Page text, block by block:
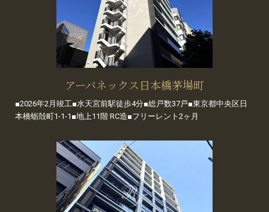
アーバネックス日本橋茅場町
■2026年2月竣工■水天宮前駅徒歩4分■総戸数37戸■東京都中央区日
本橋蛎殻町1-1-1■地上11階 RC造■フリーレント2ヶ月